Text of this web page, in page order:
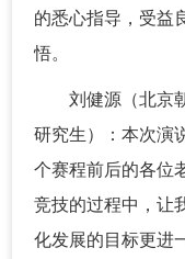
的悉心指导，受益
悟。
刘健源（北京
研究生）：本次演
个赛程前后的各位
竞技的过程中，让
化发展的目标更进